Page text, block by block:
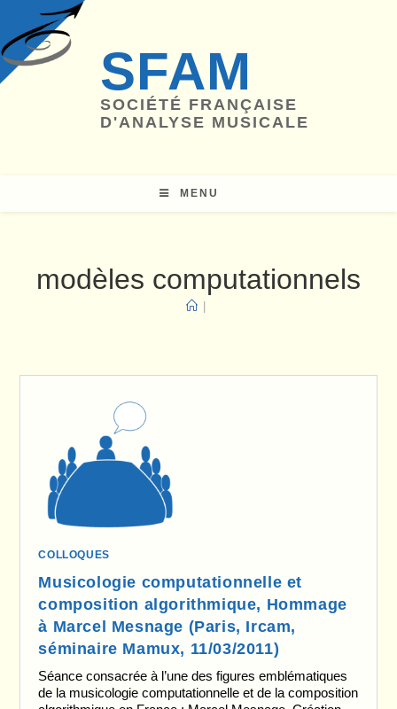
content
SFAM
SOCIÉTÉ FRANÇAISE
D'ANALYSE MUSICALE
MENU
modèles computationnels
COLLOQUES
Musicologie computationnelle et
composition algorithmique, Hommage
à Marcel Mesnage (Paris, Ircam,
séminaire Mamux, 11/03/2011)
Séance consacrée à l’une des figures emblématiques
de la musicologie computationnelle et de la composition